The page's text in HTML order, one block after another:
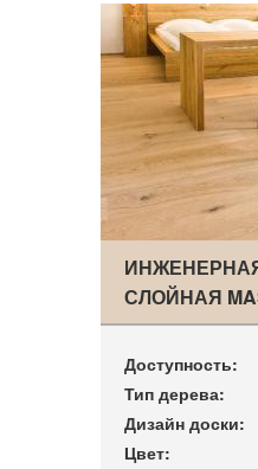
СЛОЙНАЯ
FINENDO
Доступность:
Тип дерева:
Дизайн доски:
Цвет: